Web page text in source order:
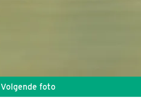
Volgende foto